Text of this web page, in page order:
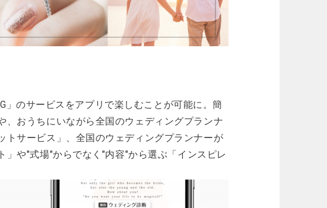
」のサービスをアプリで楽しむことが可能に。簡
おうちにいながら全国のウェディングプランナ
サービス」、全国のウェディングプランナーが
や"式場"からでなく"内容"から選ぶ「インスピレ